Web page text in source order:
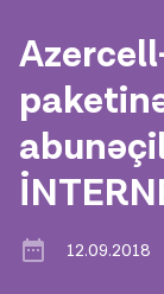
Dayanıqlılıq
Karyera
Azercell12.09.2018